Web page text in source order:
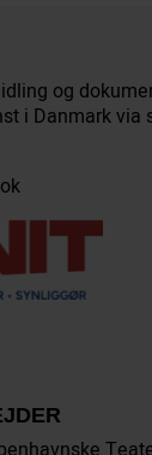
og
i Danmark via